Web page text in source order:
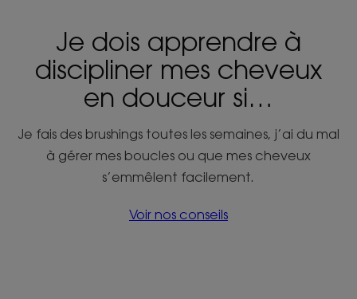
Je dois apprendre à
discipliner mes cheveux
en douceur si…
Je fais des brushings toutes les semaines, j’ai du mal
à gérer mes boucles ou que mes cheveux
s’emmêlent facilement.
Voir nos conseils